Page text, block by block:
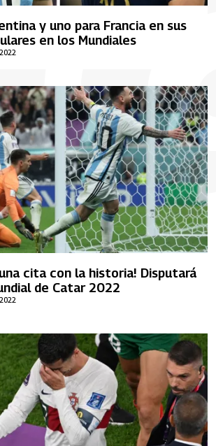
y uno para Francia en sus
en los Mundiales
cita con la historia! Disputará
de Catar 2022